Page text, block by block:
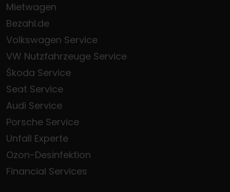
Mietwagen
Bezahl.de
Volkswagen Service
VW Nutzfahrzeuge Service
Škoda Service
Seat Service
Audi Service
Porsche Service
Unfall Experte
Ozon-Desinfektion
Financial Services